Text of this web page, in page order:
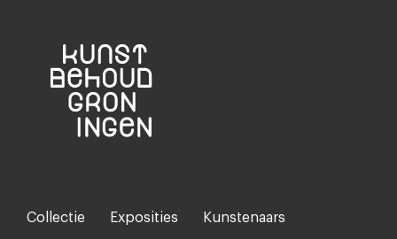
Footer-
Collectie Exposities Kunstenaars